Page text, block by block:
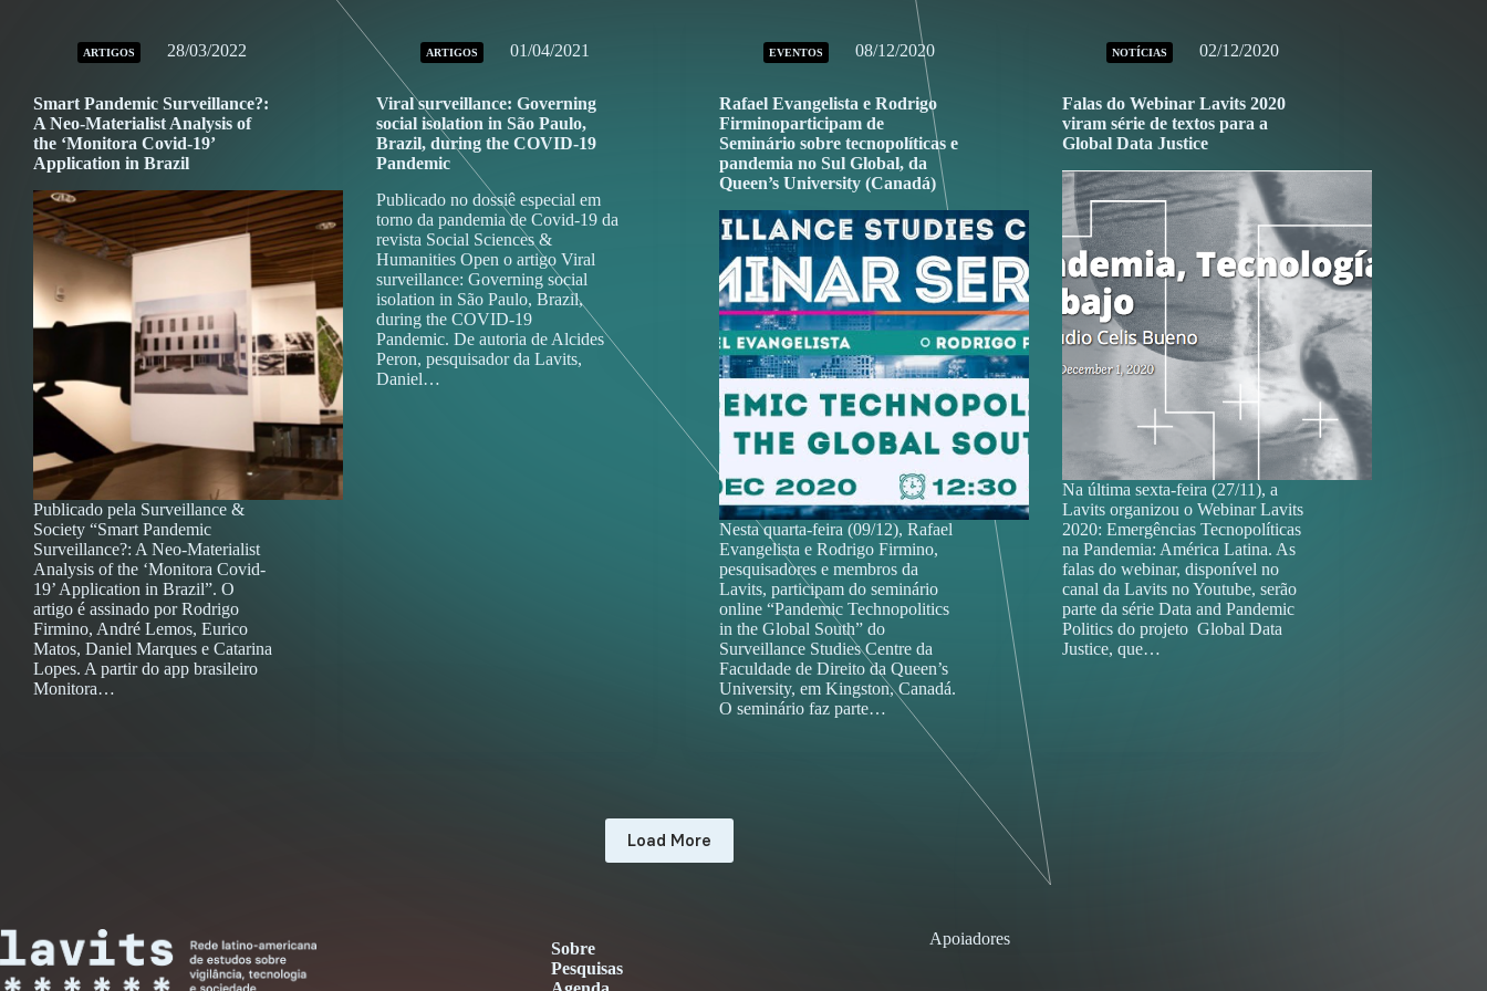
ARTIGOS 28/03/2022
Smart Pandemic Surveillance?:
A Neo-Materialist Analysis of
the ‘Monitora Covid-19’
Application in Brazil
Publicado pela Surveillance &
Society “Smart Pandemic
Surveillance?: A Neo-Materialist
Analysis of the ‘Monitora Covid-
19’ Application in Brazil”. O
artigo é assinado por Rodrigo
Firmino, André Lemos, Eurico
Matos, Daniel Marques e Catarina
Lopes. A partir do app brasileiro
Monitora…
ARTIGOS 01/04/2021
Viral surveillance: Governing
social isolation in São Paulo,
Brazil, during the COVID-19
Pandemic
Publicado no dossiê especial em
torno da pandemia de Covid-19 da
revista Social Sciences &
Humanities Open o artigo Viral
surveillance: Governing social
isolation in São Paulo, Brazil,
during the COVID-19
Pandemic. De autoria de Alcides
Peron, pesquisador da Lavits,
Daniel…
EVENTOS 08/12/2020
Rafael Evangelista e Rodrigo
Firminoparticipam de
Seminário sobre tecnopolíticas e
pandemia no Sul Global, da
Queen’s University (Canadá)
Nesta quarta-feira (09/12), Rafael
Evangelista e Rodrigo Firmino,
pesquisadores e membros da
Lavits, participam do seminário
online “Pandemic Technopolitics
in the Global South” do
Surveillance Studies Centre da
Faculdade de Direito da Queen’s
University, em Kingston, Canadá.
O seminário faz parte…
NOTÍCIAS 02/12/2020
Falas do Webinar Lavits 2020
viram série de textos para a
Global Data Justice
Na última sexta-feira (27/11), a
Lavits organizou o Webinar Lavits
2020: Emergências Tecnopolíticas
na Pandemia: América Latina. As
falas do webinar, disponível no
canal da Lavits no Youtube, serão
parte da série Data and Pandemic
Politics do projeto Global Data
Justice, que…
Load More
Sobre
Pesquisas
Apoiadores